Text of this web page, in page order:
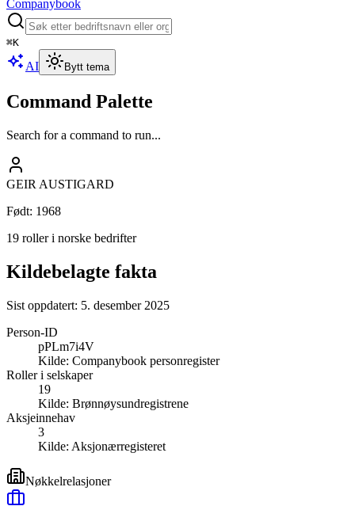
Companybook
⌘K
AI Bytt tema
Command Palette
Search for a command to run...
GEIR AUSTIGARD
Født: 1968
19 roller i norske bedrifter
Kildebelagte fakta
Sist oppdatert: 5. desember 2025
Person-ID
pPLm7i4V
Kilde: Companybook personregister
Roller i selskaper
19
Kilde: Brønnøysundregistrene
Aksjeinnehav
3
Kilde: Aksjonærregisteret
Nøkkelrelasjoner